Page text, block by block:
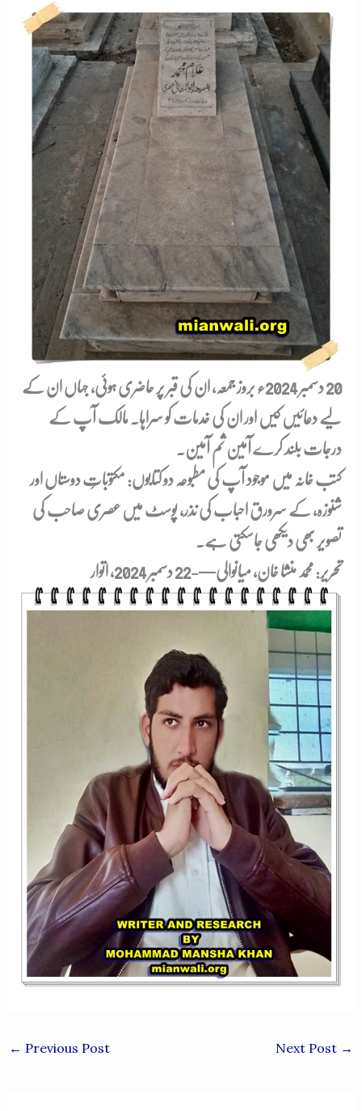
20 دسمبر 2024ء بروز جمعہ، ان کی قبر پر حاضری ہوئی، جہاں ان کے
لیے دعائیں کیں اور ان کی خدمات کو سراہا۔ مالک آپ کے
درجات بلند کرے آمین ثم آمین۔
کتب خانہ میں موجود آپ کی مطبوعہ دو کتابوں: مکتوباتِ دوستاں اور
شنوزہ، کے سرورق احباب کی نذر، پوسٹ میں عصری صاحب کی
تصویر بھی دیکھی جاسکتی ہے۔
تحریر: محمد منشا خان، میانوالی—-22 دسمبر 2024، اتوار
← Previous Post Next Post →